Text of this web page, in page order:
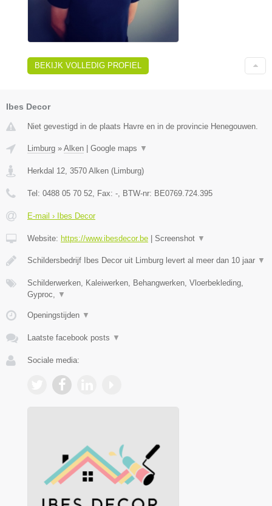
BEKIJK VOLLEDIG PROFIEL
Ibes Decor
Niet gevestigd in de plaats Havre en in de provincie Henegouwen.
Limburg » Alken Google maps ▼
Herkdal 12, 3570 Alken (Limburg)
Tel: 0488 05 70 52, Fax: -, BTW-nr: BE0769.724.395
E-mail › Ibes Decor
Website: https://www.ibesdecor.be Screenshot ▼
Schildersbedrijf Ibes Decor uit Limburg levert al meer dan 10 jaar ▼
Schilderwerken, Kaleiwerken, Behangwerken, Vloerbekleding,
Gyproc, ▼
Openingstijden ▼
Laatste facebook posts ▼
Sociale media: